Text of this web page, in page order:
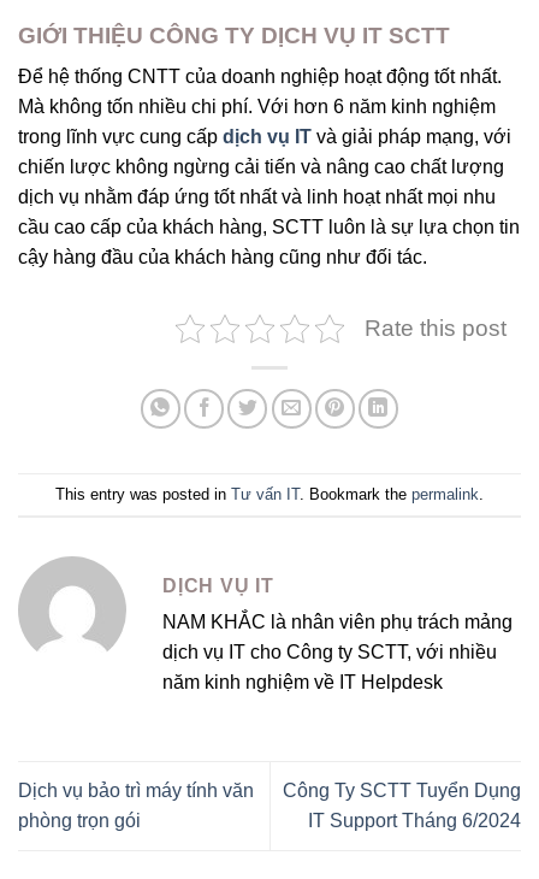
GIỚI THIỆU CÔNG TY DỊCH VỤ IT SCTT
Để hệ thống CNTT của doanh nghiệp hoạt động tốt nhất.
Mà không tốn nhiều chi phí. Với hơn 6 năm kinh nghiệm
trong lĩnh vực cung cấp dịch vụ IT và giải pháp mạng, với
chiến lược không ngừng cải tiến và nâng cao chất lượng
dịch vụ nhằm đáp ứng tốt nhất và linh hoạt nhất mọi nhu
cầu cao cấp của khách hàng, SCTT luôn là sự lựa chọn tin
cậy hàng đầu của khách hàng cũng như đối tác.
Rate this post
This entry was posted in Tư vấn IT. Bookmark the permalink
DỊCH VỤ IT
NAM KHẮC là nhân viên phụ trách mảng
dịch vụ IT cho Công ty SCTT, với nhiều
năm kinh nghiệm về IT Helpdesk
Dịch vụ bảo trì máy tính văn
phòng trọn gói
Công Ty SCTT Tuyển Dụng
IT Support Tháng 6/2024